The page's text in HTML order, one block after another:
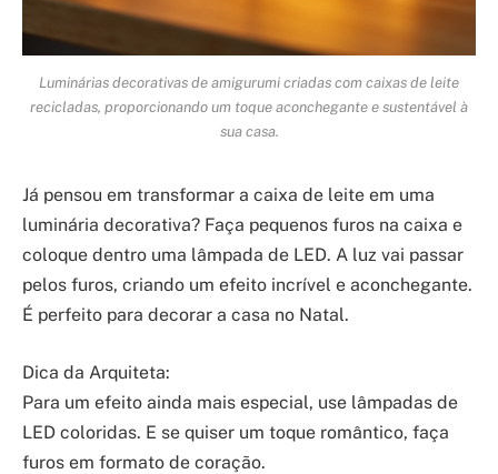
Luminárias decorativas de amigurumi criadas com caixas de leite
recicladas, proporcionando um toque aconchegante e sustentável à
sua casa.
Já pensou em transformar a caixa de leite em uma
luminária decorativa? Faça pequenos furos na caixa e
coloque dentro uma lâmpada de LED. A luz vai passar
pelos furos, criando um efeito incrível e aconchegante.
É perfeito para decorar a casa no Natal.
Dica da Arquiteta:
Para um efeito ainda mais especial, use lâmpadas de
LED coloridas. E se quiser um toque romântico, faça
furos em formato de coração.